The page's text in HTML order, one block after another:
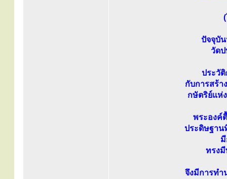
ปัจจุบั
วัดป
ประวั
กับการสร้า
กษัตริย์แห่
พระองค์
ประดิษฐาน
มี
ทรง
จึงมีการทำ